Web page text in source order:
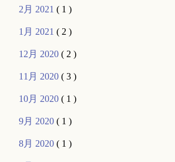
2月 2021( 1 )
1月 2021( 2 )
12月 2020( 2 )
11月 2020( 3 )
10月 2020( 1 )
9月 2020( 1 )
8月 2020( 1 )